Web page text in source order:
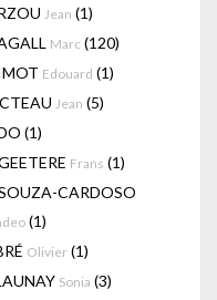
Jean (1)
Marc (120)
Edouard (1)
Jean (5)
(1)
Frans (1)
CARDOSO
(1)
Olivier (1)
Sonia (3)